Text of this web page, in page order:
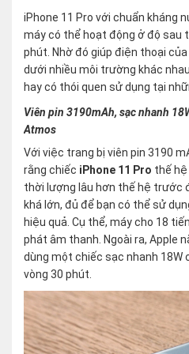
iPhone 11 Pro với chuẩn kháng
máy có thể hoạt động ở độ sau
phút. Nhờ đó giúp điện thoại
dưới nhiều môi trường khác
hay có thói quen sử dụng tại
Viên pin 3190mAh, sạc nhanh
Atmos
Với việc trang bị viên pin 3190
rằng chiếc iPhone 11 Pro thế
thời lượng lâu hơn thế hệ trước
khá lớn, đủ để bạn có thể sử
hiệu quả. Cụ thể, máy cho 18
phát âm thanh. Ngoài ra, Apple
dùng một chiếc sạc nhanh 18W
vòng 30 phút.